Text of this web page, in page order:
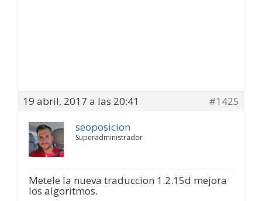
19 abril, 2017 a las 20:41
#1425
seoposicion
Superadministrador
Metele la nueva traduccion 1.2.15d mejora
los algoritmos.